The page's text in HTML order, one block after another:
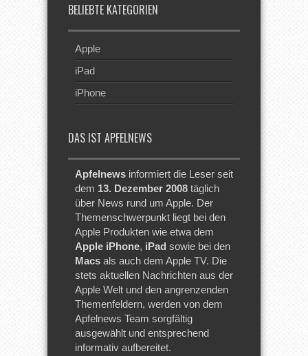
BELIEBTE KATEGORIEN
Apple
iPad
iPhone
DAS IST APFELNEWS
Apfelnews informiert die Leser seit
dem 13. Dezember 2008 täglich
über News rund um Apple. Der
Themenschwerpunkt liegt bei den
Apple Produkten wie etwa dem
Apple iPhone, iPad sowie bei den
Macs als auch dem Apple TV. Die
stets aktuellen Nachrichten aus der
Apple Welt und den angrenzenden
Themenfeldern, werden von dem
Apfelnews Team sorgfältig
ausgewählt und entsprechend
informativ aufbereitet.